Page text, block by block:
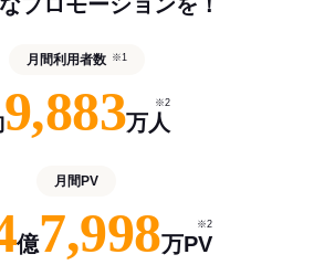
月間利用者数 ※1
9,883万人
※2
月間PV
億7,998万PV
※2